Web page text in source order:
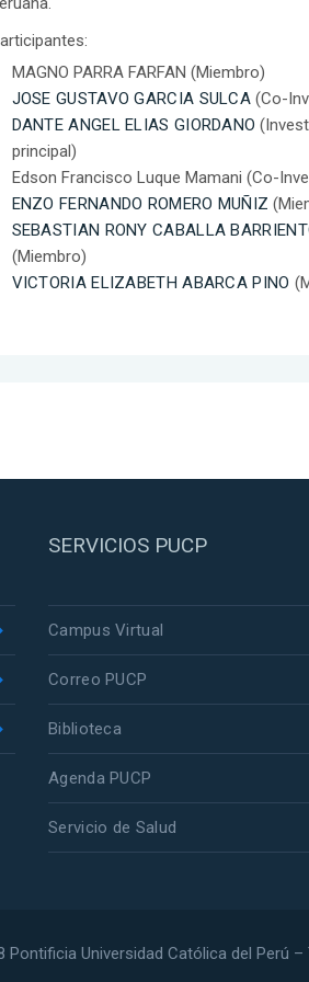
MAGNO PARRA FARFAN (Miembro)
JOSE GUSTAVO GARCIA SULCA (Co-
DANTE ANGEL ELIAS GIORDANO
principal)
Edson Francisco Luque Mamani (Co-
ENZO FERNANDO ROMERO MUÑIZ
SEBASTIAN RONY CABALLA
(Miembro)
VICTORIA ELIZABETH ABARCA PINO
SERVICIOS PUCP
Campus Virtual
Correo PUCP
Biblioteca
Agenda PUCP
Servicio de Salud
Pontificia Universidad Católica del Perú